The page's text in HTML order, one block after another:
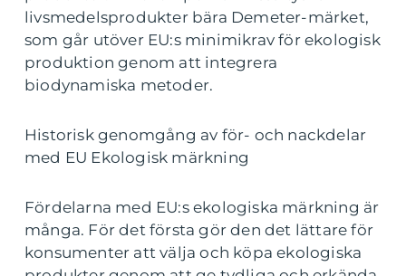
livsmedelsprodukter bära Demeter-märket,
som går utöver EU:s minimikrav för ekologisk
produktion genom att integrera
biodynamiska metoder.
Historisk genomgång av för- och nackdelar
med EU Ekologisk märkning
Fördelarna med EU:s ekologiska märkning är
många. För det första gör den det lättare för
konsumenter att välja och köpa ekologiska